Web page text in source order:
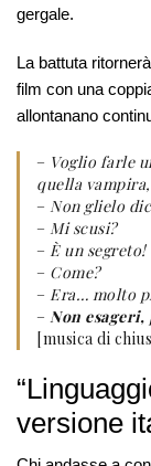
gergale.
La battuta
film con una
allontanano
– Voglio farle
quella
– Non glielo
– Mi scusi?
– È un segreto!
– Come?
– Era… molto
– Non esageri,
[musica di
versione